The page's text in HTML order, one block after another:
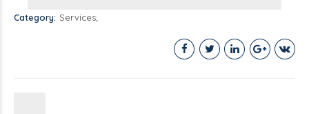
Category Services